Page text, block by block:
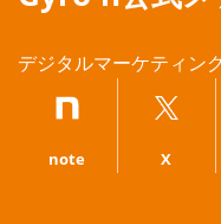
デジタルマーケティン
note X